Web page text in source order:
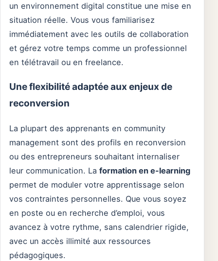
un environnement digital constitue une mise en
situation réelle. Vous vous familiarisez
immédiatement avec les outils de collaboration
et gérez votre temps comme un professionnel
en télétravail ou en freelance.
Une flexibilité adaptée aux enjeux de
reconversion
La plupart des apprenants en community
management sont des profils en reconversion
ou des entrepreneurs souhaitant internaliser
leur communication. La formation en e-learning
permet de moduler votre apprentissage selon
vos contraintes personnelles. Que vous soyez
en poste ou en recherche d’emploi, vous
avancez à votre rythme, sans calendrier rigide,
avec un accès illimité aux ressources
pédagogiques.